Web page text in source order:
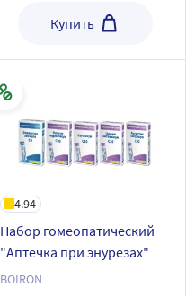
Купить
4.94
Набор гомеопатический
"Аптечка при энурезах"
BOIRON